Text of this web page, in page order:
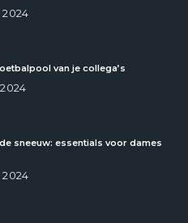
van je collega’s
sneeuw: essentials voor dames